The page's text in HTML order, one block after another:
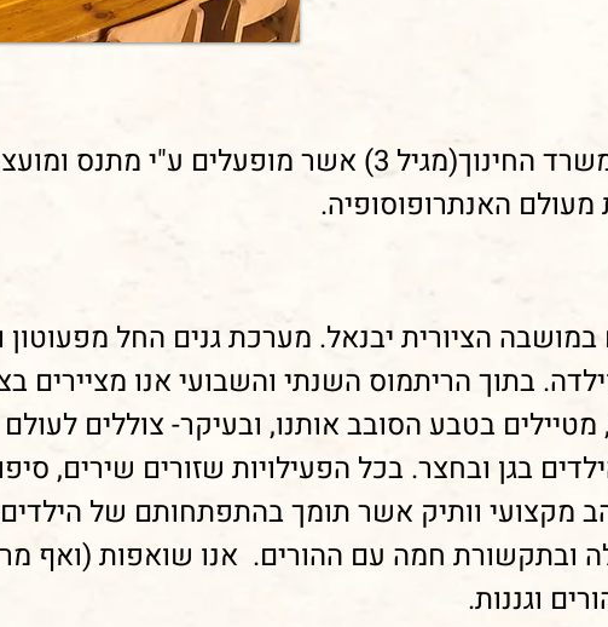
הגנים שלנו הם גני משרד החינוך(מגיל 3) אשר
מעולם האנתרופוסופיה.
הציורית יבנאל. מערכת גנים החל מפעוטון
בתוך הריתמוס השנתי והשבועי אנו מציירים
בטבע הסובב אותנו, ובעיקר- צוללים
בגן ובחצר. בכל הפעילויות שזורים שירים,
מקצועי וותיק אשר תומך בהתפתחותם של
ובתקשורת חמה עם ההורים. אנו שואפות (ואף
וגננות.